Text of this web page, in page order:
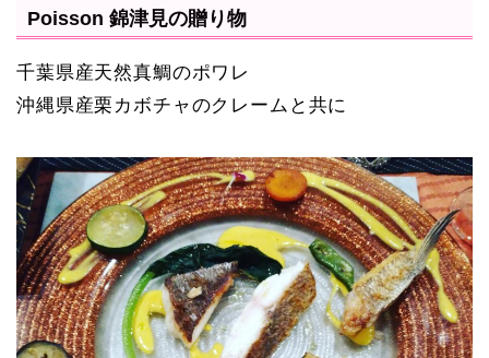
Poisson 錦津見の贈り物
千葉県産天然真鯛のポワレ
沖縄県産栗カボチャのクレームと共に